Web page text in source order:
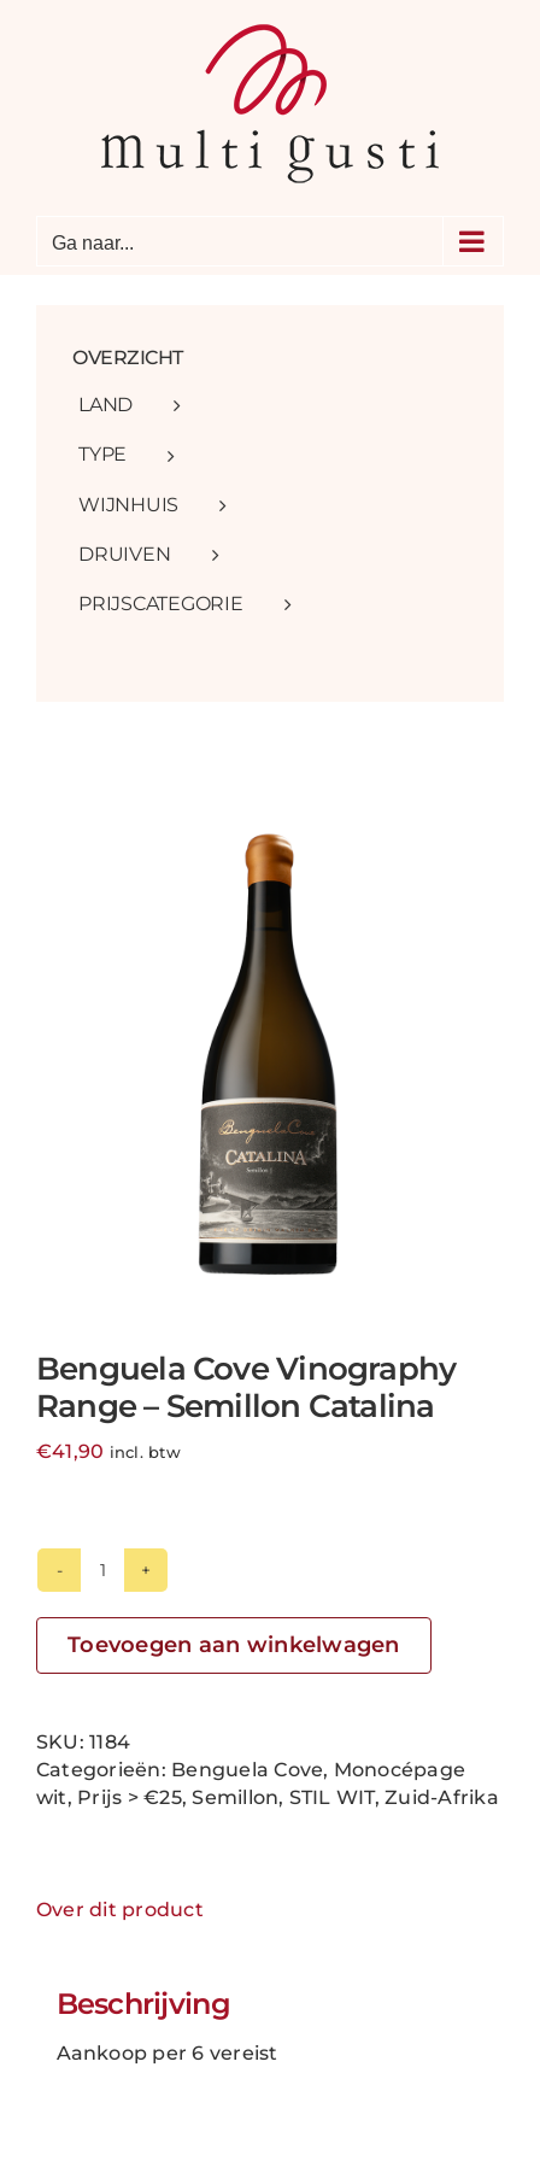
Ga naar...
Benguela Cove Vinography
Range – Semillon Catalina
€41,90 incl. btw
Benguela
Vinography
Catalina
aantal
Toevoegen aan winkelwagen
SKU:1184
Categorieën: Benguela Cove, Monocépage
wit, Prijs > €25,Semillon, STIL WIT,Zuid-Afrika
Over dit product
Beschrijving
Aankoop per 6 vereist
OVERZICHT
LAND
TYPE
WIJNHUIS
DRUIVEN
PRIJSCATEGORIE